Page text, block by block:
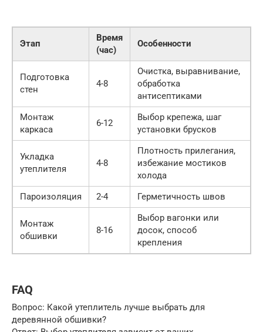
Этап
Время
(час)
Особенности
Подготовка
стен
4-8
Очистка, выравнивание,
обработка
антисептиками
Монтаж
каркаса
6-12
Выбор крепежа, шаг
установки брусков
Укладка
утеплителя
4-8
Плотность прилегания,
избежание мостиков
холода
Пароизоляция
2-4 Герметичность швов
Монтаж
обшивки
8-16
Выбор вагонки или
досок, способ
крепления
FAQ
Вопрос: Какой утеплитель лучше выбрать для
деревянной обшивки?